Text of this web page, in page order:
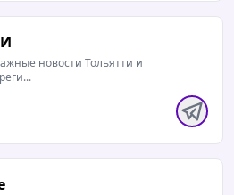
пожизненный срок
Спортсмена и его
в убийстве жены
о похищении супруги и